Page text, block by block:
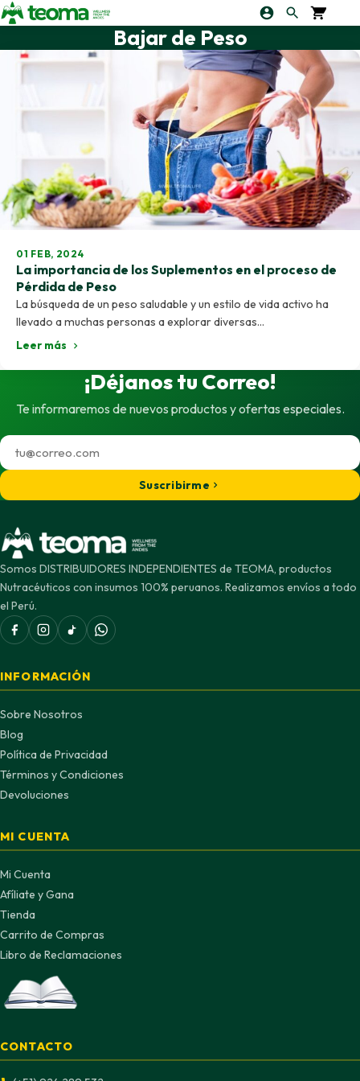
Bajar de Peso
01 FEB, 2024
La importancia de los Suplementos en el proceso de
Pérdida de Peso
La búsqueda de un peso saludable y un estilo de vida activo ha
llevado a muchas personas a explorar diversas…
Leer más
¡Déjanos tu Correo!
Te informaremos de nuevos productos y ofertas especiales.
Suscribirme
Somos DISTRIBUIDORES INDEPENDIENTES de TEOMA, productos
Nutracéuticos con insumos 100% peruanos. Realizamos envíos a todo
el Perú.
INFORMACIÓN
Sobre Nosotros
Blog
Política de Privacidad
Términos y Condiciones
Devoluciones
MI CUENTA
Mi Cuenta
Afíliate y Gana
Tienda
Carrito de Compras
Libro de Reclamaciones
CONTACTO